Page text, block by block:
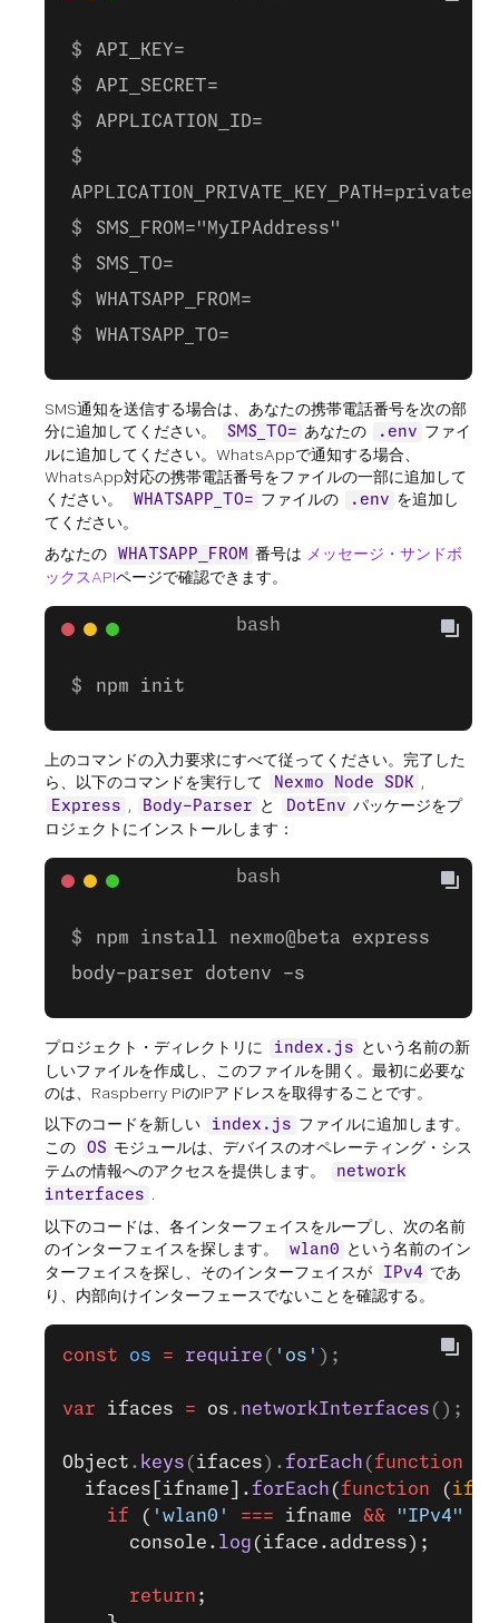
API_KEY=
API_SECRET=
APPLICATION_ID=
SMS_FROM="MyIPAddress"
SMS_TO=
WHATSAPP_FROM=
WHATSAPP_TO=
SMS通知を送信する場合は、あなたの携帯電話番号を次の部
分に追加してください。
SMS_TO= あなたの .env ファイ
ルに追加してください。WhatsAppで通知する場合、
WhatsApp対応の携帯電話番号をファイルの一部に追加して
ください。
WHATSAPP_TO= ファイルの .env を追加し
てください。
あなたの
WHATSAPP_FROM 番号は メッセージ・サンドボ
ックスAPIページで確認できます。
npm init
上のコマンドの入力要求にすべて従ってください。完了した
ら、以下のコマンドを実行して
Nexmo Node SDK ,
Express , Body-Parser と DotEnv パッケージをプ
ロジェクトにインストールします：
npm install nexmo@beta express
body-parser dotenv -s
プロジェクト・ディレクトリに index.js
という名前の新
しいファイルを作成し、このファイルを開く。最初に必要な
のは、Raspberry PiのIPアドレスを取得することです。
以下のコードを新しい
index.js ファイルに追加します。
この
OS モジュールは、デバイスのオペレーティング・シス
テムの情報へのアクセスを提供します。
network
interfaces .
以下のコードは、各インターフェイスをループし、次の名前
のインターフェイスを探します。
wlan0
という名前のイン
ターフェイスを探し、そのインターフェイスが
IPv4 であ
り、内部向けインターフェースでないことを確認する。
const os = require ( 'os' );
var ifaces = os . networkInterfaces ();
Object . keys ( ifaces ).forEach (function
  ifaces[ifname].
forEach (function (
    if
( 'wlan0' === ifname && "IPv4"
      console.
log (iface.address);
      return
;